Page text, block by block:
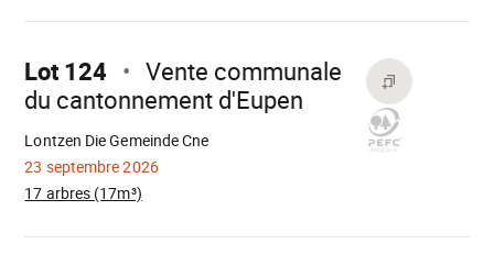
Aller
Lot 124
Vente communale
du cantonnement d'Eupen
23 septembre 2026
Lontzen Die Gemeinde Cne
17 arbres (17m³)
Chargement
Aller